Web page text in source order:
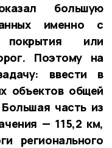
большую
именно с
или
Поэтому на
ввести в
объектов общей
часть из
— 115,2 км,
регионального